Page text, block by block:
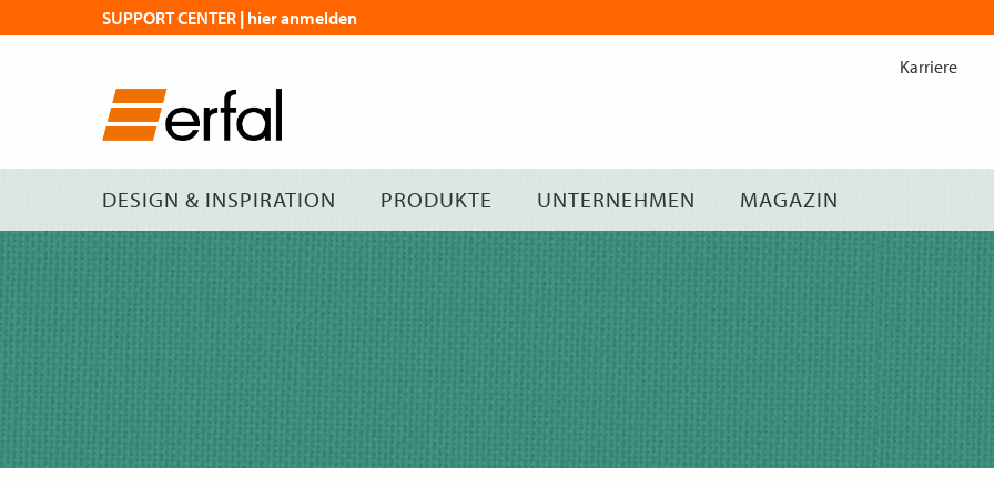
Inhalt
DESIGN & INSPIRATION PRODUKTE UNTERNEHMEN MAGAZIN
Karriere
SUPPORT CENTER | hier anmelden